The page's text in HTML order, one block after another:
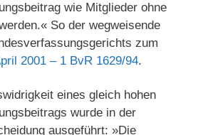
wie Mitglieder ohne
So der wegweisende
zum
2001 – 1 BvR 1629/94.
eines gleich hohen
wurde in der
ausgeführt: »Die